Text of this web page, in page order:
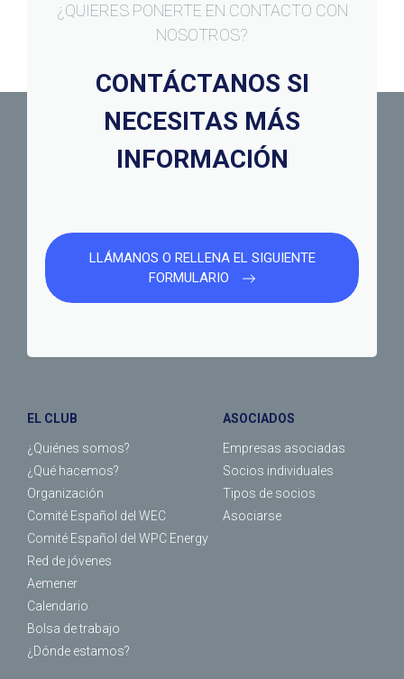
¿QUIERES PONERTE EN CONTACTO CON
NOSOTROS?
CONTÁCTANOS SI
NECESITAS MÁS
INFORMACIÓN
LLÁMANOS O RELLENA EL SIGUIENTE
FORMULARIO
EL CLUB
¿Quiénes somos?
¿Qué hacemos?
Organización
Comité Español del WEC
Comité Español del WPC Energy
Red de jóvenes
Aemener
Calendario
Bolsa de trabajo
¿Dónde estamos?
ASOCIADOS
Empresas asociadas
Socios individuales
Tipos de socios
Asociarse